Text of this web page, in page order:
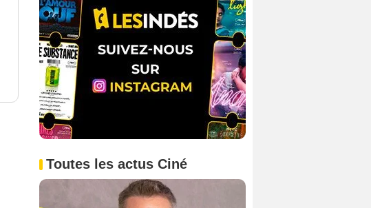
Toutes les actus Ciné